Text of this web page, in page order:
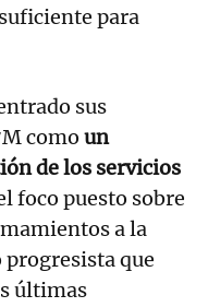
para
sus
como un
de los servicios
foco puesto sobre
a la
que
últimas